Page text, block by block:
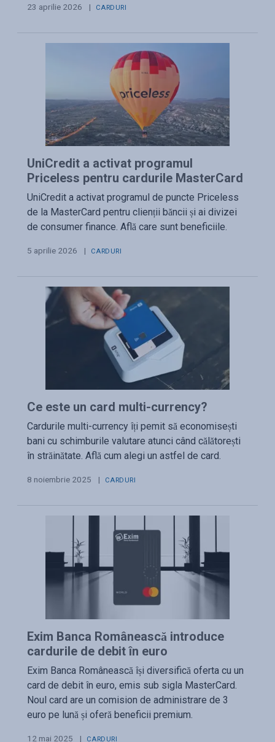
23 aprilie 2026 | CARDURI
UniCredit a activat programul
Priceless pentru cardurile MasterCard
UniCredit a activat programul de puncte Priceless
de la MasterCard pentru clienții băncii și ai divizei
de consumer finance. Află care sunt beneficiile.
5 aprilie 2026 | CARDURI
Ce este un card multi-currency?
Cardurile multi-currency îți pemit să economisești
bani cu schimburile valutare atunci când călătorești
în străinătate. Află cum alegi un astfel de card.
8 noiembrie 2025 | CARDURI
Exim Banca Românească introduce
cardurile de debit în euro
Exim Banca Românească își diversifică oferta cu un
card de debit în euro, emis sub sigla MasterCard.
Noul card are un comision de administrare de 3
euro pe lună și oferă beneficii premium.
12 mai 2025 | CARDURI